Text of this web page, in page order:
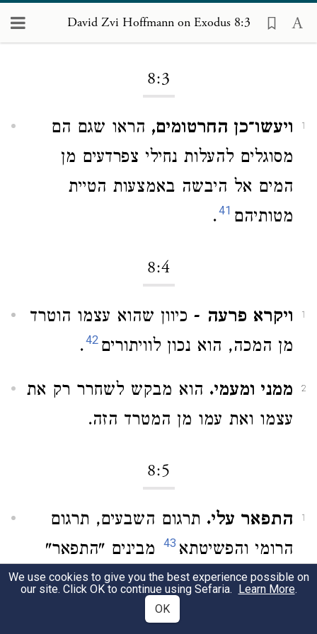
David Zvi Hoffmann on Exodus 8:3
8:3
1 ויעשו־כן החרטומים, הראו שגם הם
מסוגלים להעלות נחילי צפרדעים מן
המים אל היבשה באמצעות הטיית
מטותיהם 41
.
8:4
1 ויקרא פרעה - כיוון שהוא עצמו הוטרד
מן המכה, הוא נכון לוויתורים 42
.
2 ממני ומעמי. הוא מבקש לשחרר רק את
עצמו ואת עמו מן המטרד הזה.
8:5
1 התפאר עלי. תרגום השבעים, תרגום
הרומי והפשיטתא 43 מבינים "התפאר"
כמו "התבאר", ולכן הם
מתרגמים־מפרשים - הבהר עצמך באורח
We use cookies to give you the best experience possible on
our site. Click OK to continue using Sefaria. Learn More.
OK